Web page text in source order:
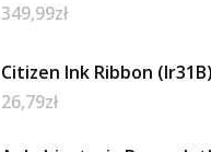
349,99zł
Citizen Ink Ribbon (Ir31B)
26,79zł